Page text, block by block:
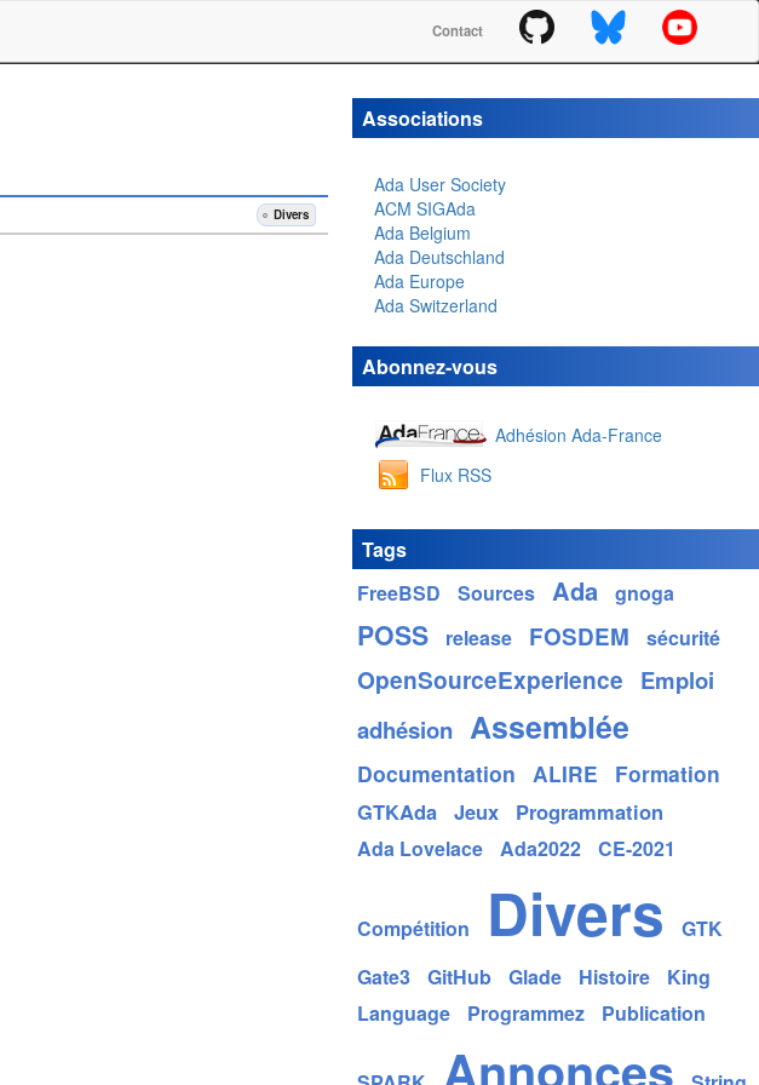
Contact
Divers
Associations
Ada User Society
ACM SIGAda
Ada Belgium
Ada Deutschland
Ada Europe
Ada Switzerland
Abonnez-vous
Adhésion Ada-France
Flux RSS
Tags
FreeBSD
Sources Ada gnoga
POSS release FOSDEM sécurité
OpenSourceExperience Emploi
adhésion Assemblée
Documentation ALIRE Formation
GTKAda Jeux Programmation
Ada Lovelace Ada2022 CE-2021
Compétition Divers
GTK
Gate3
GitHub Glade Histoire
King
Language
Programmez Publication
Annonces